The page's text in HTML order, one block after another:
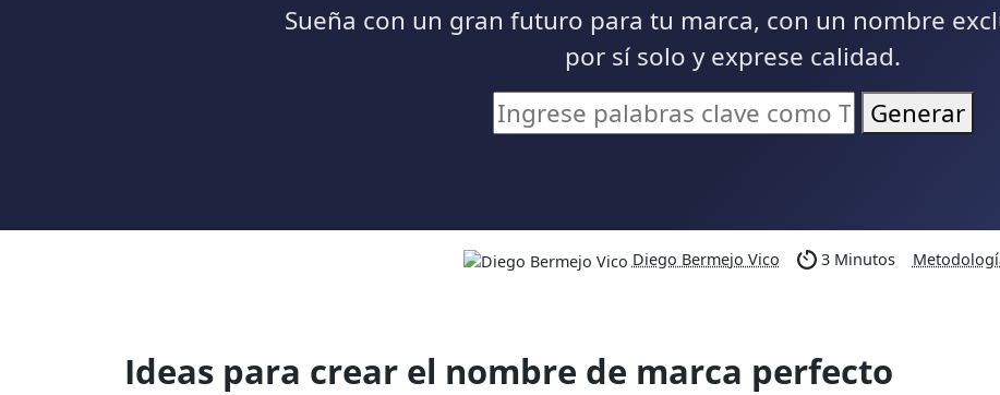
Sueña con un gran futuro para tu marca, con un nombre
por sí solo y exprese calidad.
Generar
Diego Bermejo Vico 3 Minutos
Ideas para crear el nombre de marca perfecto